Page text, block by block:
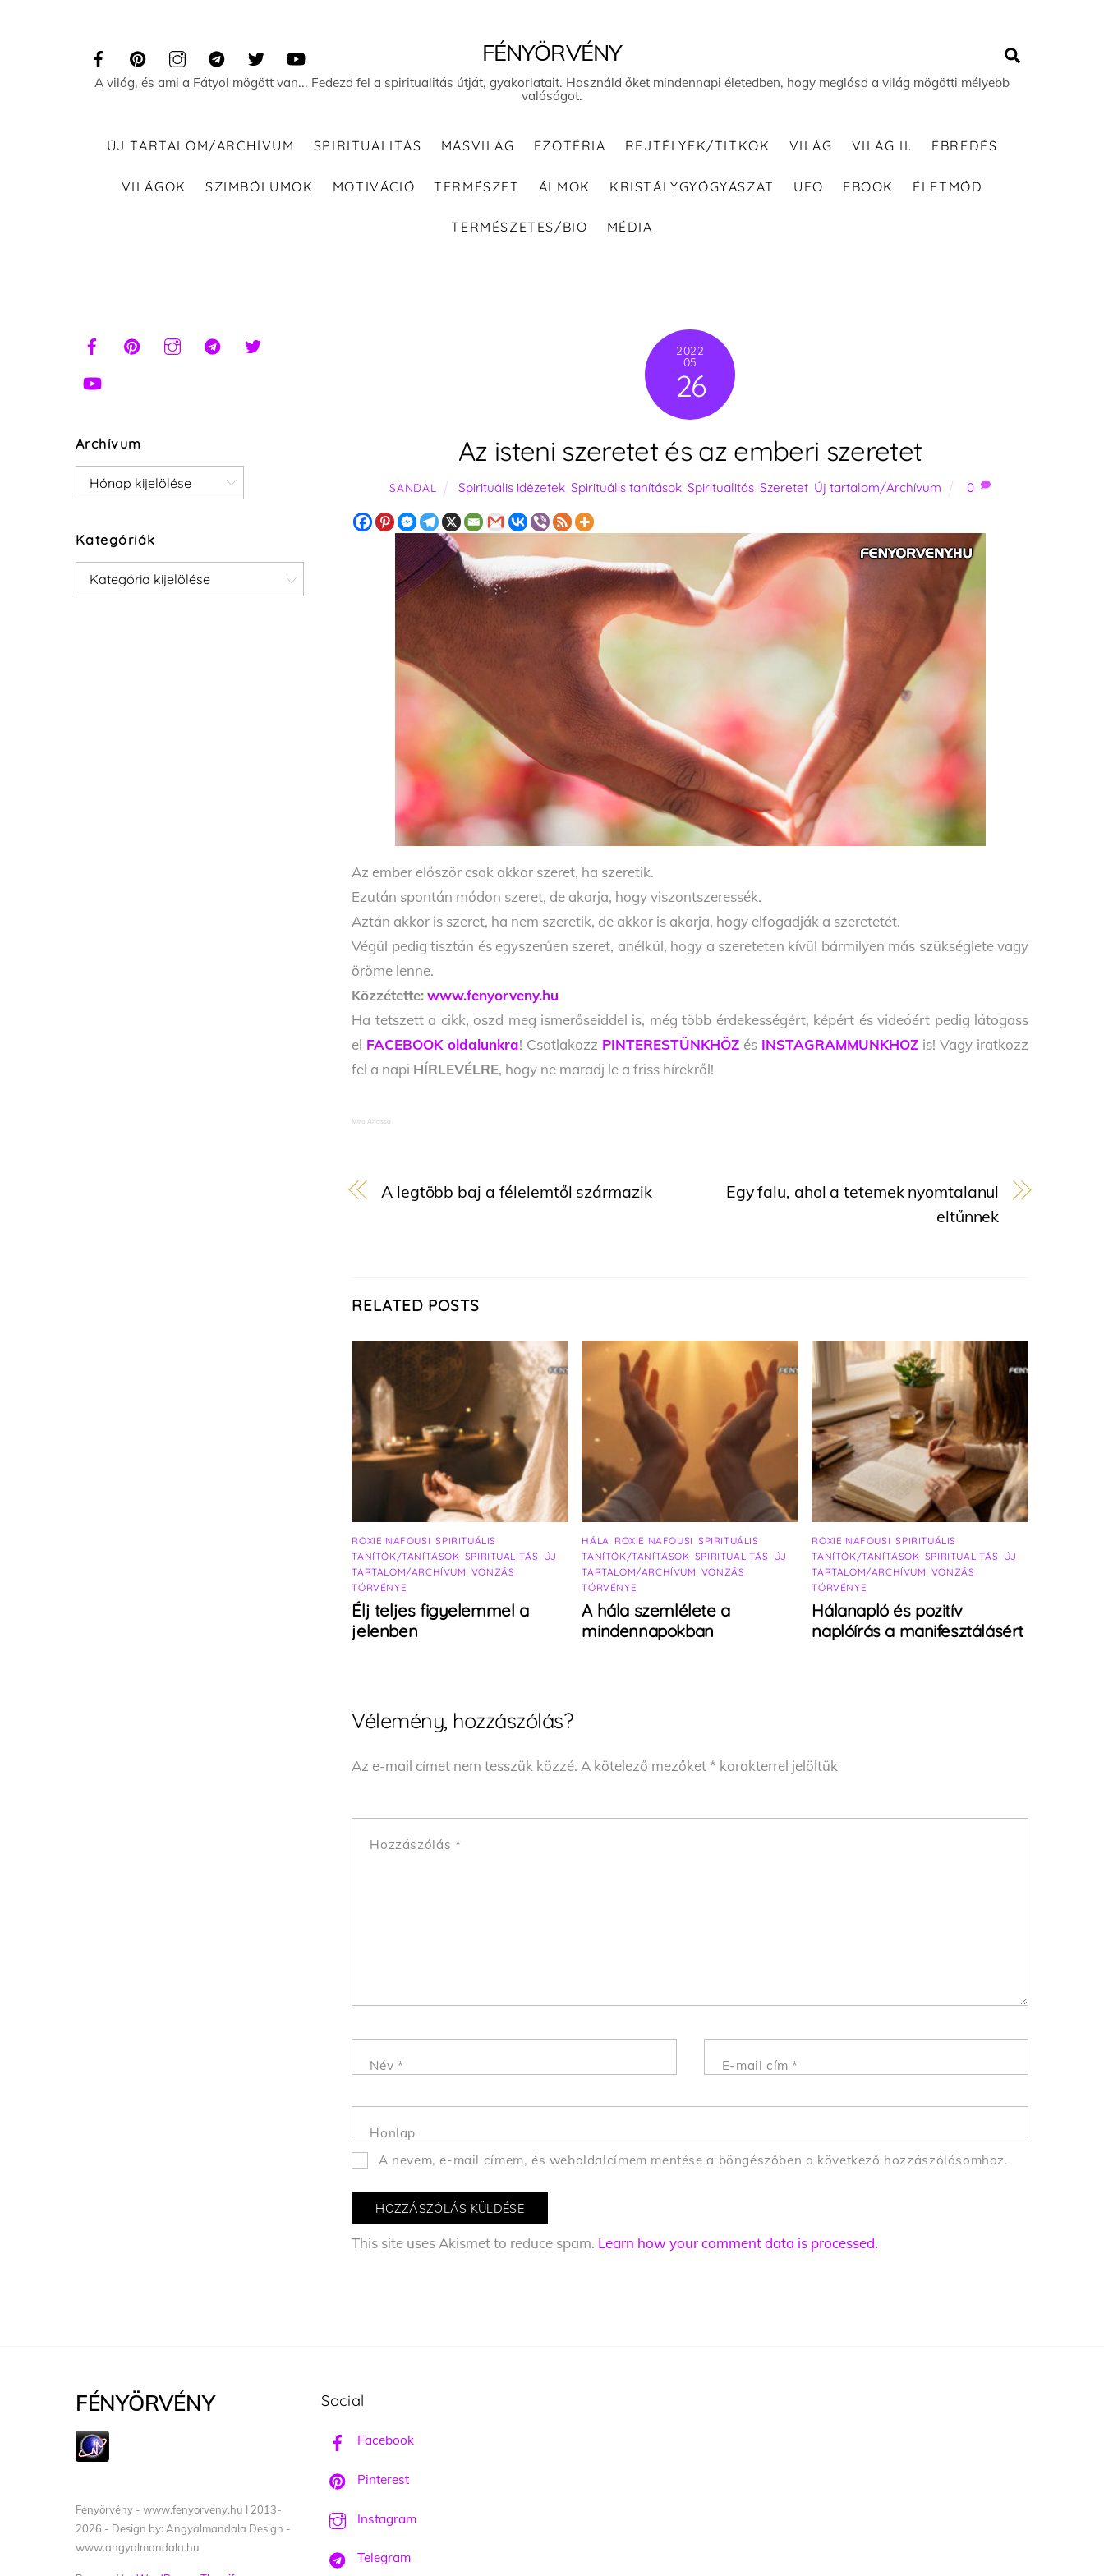
FÉNYÖRVÉNY
A világ, és ami a Fátyol mögött van... Fedezd fel a spiritualitás útját, gyakorlatait. Használd őket mindennapi életedben, hogy meglásd a világ mögötti mélyebb
valóságot.
ÚJ TARTALOM/ARCHÍVUM SPIRITUALITÁS MÁSVILÁG EZOTÉRIA REJTÉLYEK/TITKOK VILÁG VILÁG II. ÉBREDÉS
VILÁGOK SZIMBÓLUMOK MOTIVÁCIÓ TERMÉSZET ÁLMOK KRISTÁLYGYÓGYÁSZAT UFO EBOOK ÉLETMÓD
TERMÉSZETES/BIO MÉDIA
2022
05
26
Az isteni szeretet és az emberi szeretet
SANDAL Spirituális idézetek ,Spirituális tanítások ,Spiritualitás ,Szeretet Új tartalom/Archívum 0
Az ember először csak akkor szeret, ha szeretik.
Ezután spontán módon szeret, de akarja, hogy viszontszeressék.
Aztán akkor is szeret, ha nem szeretik, de akkor is akarja, hogy elfogadják a szeretetét.
Végül pedig tisztán és egyszerűen szeret, anélkül, hogy a szereteten kívül bármilyen más szükséglete vagy
öröme lenne.
Közzétette: www.fenyorveny.hu
Ha tetszett a cikk, oszd meg ismerőseiddel is, még több érdekességért, képért és videóért pedig látogass
el FACEBOOK oldalunkra! Csatlakozz PINTERESTÜNKHÖZ és INSTAGRAMMUNKHOZ is! Vagy iratkozz
fel a napi HÍRLEVÉLRE, hogy ne maradj le a friss hírekről!
Mira Alfassa
A legtöbb baj a félelemtől származik
Egy falu, ahol a tetemek nyomtalanul
eltűnnek
RELATED POSTS
ROXIE NAFOUSI ,SPIRITUÁLIS
TANÍTÓK/TANÍTÁSOK SPIRITUALITÁS ÚJ
TARTALOM/ARCHÍVUM VONZÁS
TÖRVÉNYE
Élj teljes figyelemmel a
jelenben
HÁLA ROXIE NAFOUSI SPIRITUÁLIS
TANÍTÓK/TANÍTÁSOK SPIRITUALITÁS ÚJ
TARTALOM/ARCHÍVUM VONZÁS
TÖRVÉNYE
A hála szemlélete a
mindennapokban
ROXIE NAFOUSI ,SPIRITUÁLIS
TANÍTÓK/TANÍTÁSOK SPIRITUALITÁS ÚJ
TARTALOM/ARCHÍVUM VONZÁS
TÖRVÉNYE
Hálanapló és pozitív
naplóírás a manifesztálásért
Vélemény, hozzászólás?
Az e-mail címet nem tesszük közzé. A kötelező mezőket* karakterrel jelöltük
Hozzászólás *
Név * E-mail cím*
Honlap
A nevem, e-mail címem, és weboldalcímem mentése a böngészőben a következő hozzászólásomhoz.
This site uses Akismet to reduce spam. Learn how your comment data is processed.
Archívum
Archívum
Kategóriák
Kategóriák
FÉNYÖRVÉNY
Fényörvény - www.fenyorveny.hu I 2013-
2026 - Design by: Angyalmandala Design -
www.angyalmandala.hu
Social
Facebook
Pinterest
Instagram
Telegram